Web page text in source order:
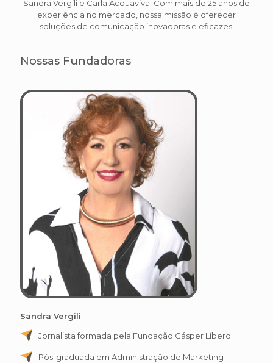
Sandra Vergili e Carla Acquaviva. Com mais de 25 anos de
experiência no mercado, nossa missão é oferecer
soluções de comunicação inovadoras e eficazes.
Nossas Fundadoras
Sandra Vergili
Jornalista formada pela Fundação Cásper Líbero
Pós-graduada em Administração de Marketing